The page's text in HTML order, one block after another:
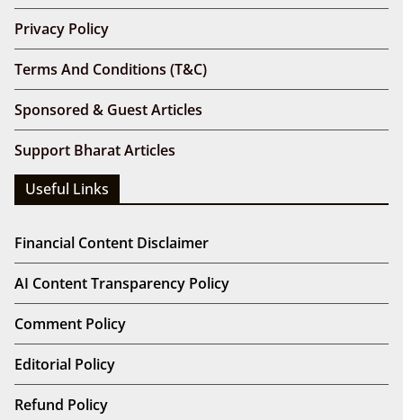
Privacy Policy
Terms And Conditions (T&C)
Sponsored & Guest Articles
Support Bharat Articles
Useful Links
Financial Content Disclaimer
AI Content Transparency Policy
Comment Policy
Editorial Policy
Refund Policy